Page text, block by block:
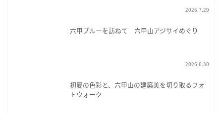
2026.7.29
六甲ブルーを訪ねて 六甲山アジサイめぐり
2026.6.30
初夏の色彩と、六甲山の建築美を切り取るフォ
トウォーク